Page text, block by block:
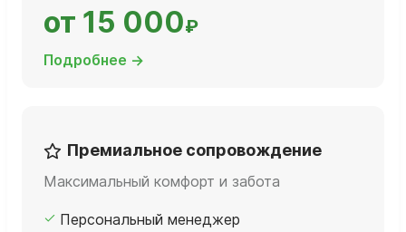
от 15 000₽
Подробнее →
Премиальное сопровождение
Максимальный комфорт и забота
Персональный менеджер